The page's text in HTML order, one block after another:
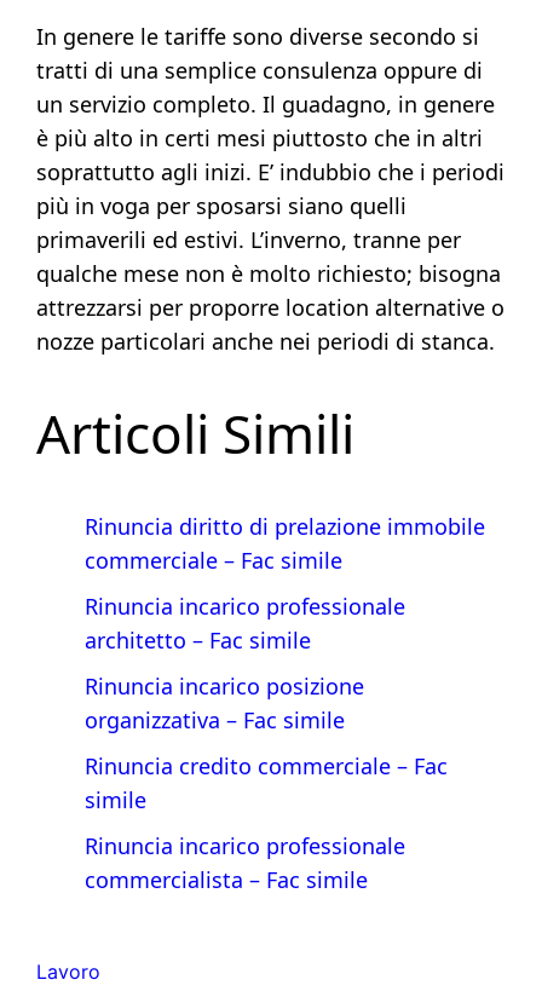
In genere le tariffe sono diverse secondo si
tratti di una semplice consulenza oppure di
un servizio completo. Il guadagno, in genere
è più alto in certi mesi piuttosto che in altri
soprattutto agli inizi. E’ indubbio che i periodi
più in voga per sposarsi siano quelli
primaverili ed estivi. L’inverno, tranne per
qualche mese non è molto richiesto; bisogna
attrezzarsi per proporre location alternative o
nozze particolari anche nei periodi di stanca.
Articoli Simili
Rinuncia diritto di prelazione immobile
commerciale​ – Fac simile
Rinuncia incarico professionale
architetto​ – Fac simile
Rinuncia incarico posizione
organizzativa​ – Fac simile
Rinuncia credito commerciale​ – Fac
simile
Rinuncia incarico professionale
commercialista – Fac simile
Lavoro